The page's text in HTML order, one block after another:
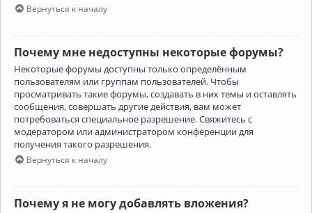
Вернуться к началу
Почему мне недоступны некоторые форумы?
Некоторые форумы доступны только определённым
пользователям или группам пользователей. Чтобы
просматривать такие форумы, создавать в них темы и оставлять
сообщения, совершать другие действия, вам может
потребоваться специальное разрешение. Свяжитесь с
модератором или администратором конференции для
получения такого разрешения.
Вернуться к началу
Почему я не могу добавлять вложения?